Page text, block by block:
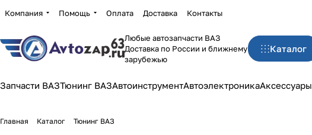
Компания Помощь Оплата Доставка Контакты
Любые автозапчасти ВАЗ
Доставка по России и ближнему
зарубежью
Каталог
Запчасти ВАЗТюнинг ВАЗАвтоинструментАвтоэлектроникаАксессуары
Главная Каталог Тюнинг ВАЗ